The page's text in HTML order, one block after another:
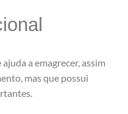
a emagrecer, assim
mas que possui